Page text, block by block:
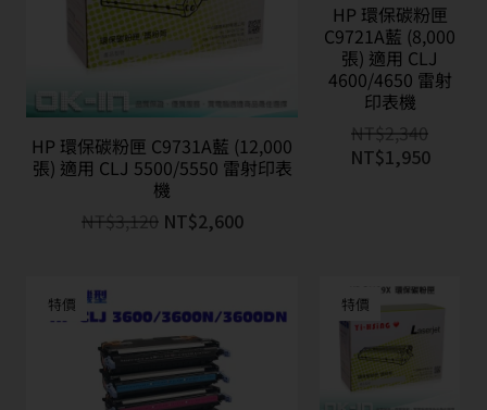
HP 環保碳粉匣 C9731A藍 (12,000
張) 適用 CLJ 5500/5550 雷射印表
機
NT$3,120 NT$2,600
HP 環保碳粉匣
C9721A藍 (8,000
張) 適用 CLJ
4600/4650 雷射
印表機
NT$2,340
NT$1,950
特價 特價